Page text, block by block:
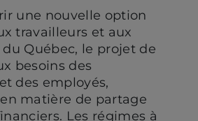
une nouvelle option
travailleurs et aux
Québec, le projet de
besoins des
des employés,
matière de partage
Les régimes à